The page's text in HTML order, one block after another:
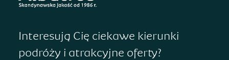
Interesują Cię ciekawe kierunki
podróży i atrakcyjne oferty?